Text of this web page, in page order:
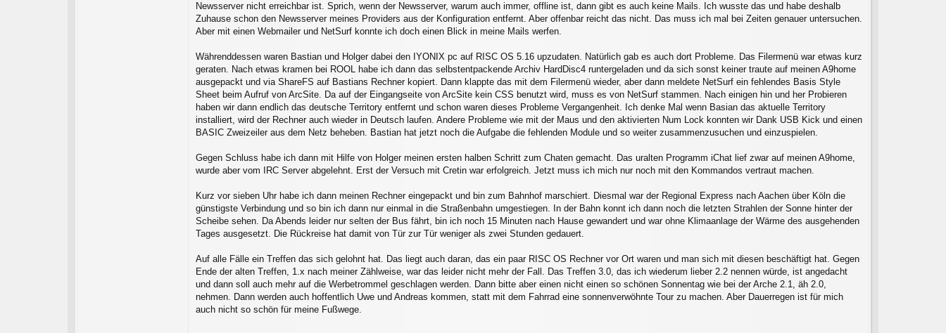
Newsserver nicht erreichbar ist. Sprich, wenn der Newsserver, warum auch immer, offline ist, dann gibt es auch keine Mails. Ich wusste das und habe deshalb
Zuhause schon den Newsserver meines Providers aus der Konfiguration entfernt. Aber offenbar reicht das nicht. Das muss ich mal bei Zeiten genauer untersuchen.
Aber mit einen Webmailer und NetSurf konnte ich doch einen Blick in meine Mails werfen.
Währenddessen waren Bastian und Holger dabei den IYONIX pc auf RISC OS 5.16 upzudaten. Natürlich gab es auch dort Probleme. Das Filermenü war etwas kurz
geraten. Nach etwas kramen bei ROOL habe ich dann das selbstentpackende Archiv HardDisc4 runtergeladen und da sich sonst keiner traute auf meinen A9home
ausgepackt und via ShareFS auf Bastians Rechner kopiert. Dann klappte das mit dem Filermenü wieder, aber dann meldete NetSurf ein fehlendes Basis Style
Sheet beim Aufruf von ArcSite. Da auf der Eingangseite von ArcSite kein CSS benutzt wird, muss es von NetSurf stammen. Nach einigen hin und her Probieren
haben wir dann endlich das deutsche Territory entfernt und schon waren dieses Probleme Vergangenheit. Ich denke Mal wenn Basian das aktuelle Territory
installiert, wird der Rechner auch wieder in Deutsch laufen. Andere Probleme wie mit der Maus und den aktivierten Num Lock konnten wir Dank USB Kick und einen
BASIC Zweizeiler aus dem Netz beheben. Bastian hat jetzt noch die Aufgabe die fehlenden Module und so weiter zusammenzusuchen und einzuspielen.
Gegen Schluss habe ich dann mit Hilfe von Holger meinen ersten halben Schritt zum Chaten gemacht. Das uralten Programm iChat lief zwar auf meinen A9home,
wurde aber vom IRC Server abgelehnt. Erst der Versuch mit Cretin war erfolgreich. Jetzt muss ich mich nur noch mit den Kommandos vertraut machen.
Kurz vor sieben Uhr habe ich dann meinen Rechner eingepackt und bin zum Bahnhof marschiert. Diesmal war der Regional Express nach Aachen über Köln die
günstigste Verbindung und so bin ich dann nur einmal in die Straßenbahn umgestiegen. In der Bahn konnt ich dann noch die letzten Strahlen der Sonne hinter der
Scheibe sehen. Da Abends leider nur selten der Bus fährt, bin ich noch 15 Minuten nach Hause gewandert und war ohne Klimaanlage der Wärme des ausgehenden
Tages ausgesetzt. Die Rückreise hat damit von Tür zur Tür weniger als zwei Stunden gedauert.
Auf alle Fälle ein Treffen das sich gelohnt hat. Das liegt auch daran, das ein paar RISC OS Rechner vor Ort waren und man sich mit diesen beschäftigt hat. Gegen
Ende der alten Treffen, 1.x nach meiner Zählweise, war das leider nicht mehr der Fall. Das Treffen 3.0, das ich wiederum lieber 2.2 nennen würde, ist angedacht
und dann soll auch mehr auf die Werbetrommel geschlagen werden. Dann bitte aber einen nicht einen so schönen Sonnentag wie bei der Arche 2.1, äh 2.0,
nehmen. Dann werden auch hoffentlich Uwe und Andreas kommen, statt mit dem Fahrrad eine sonnenverwöhnte Tour zu machen. Aber Dauerregen ist für mich
auch nicht so schön für meine Fußwege.